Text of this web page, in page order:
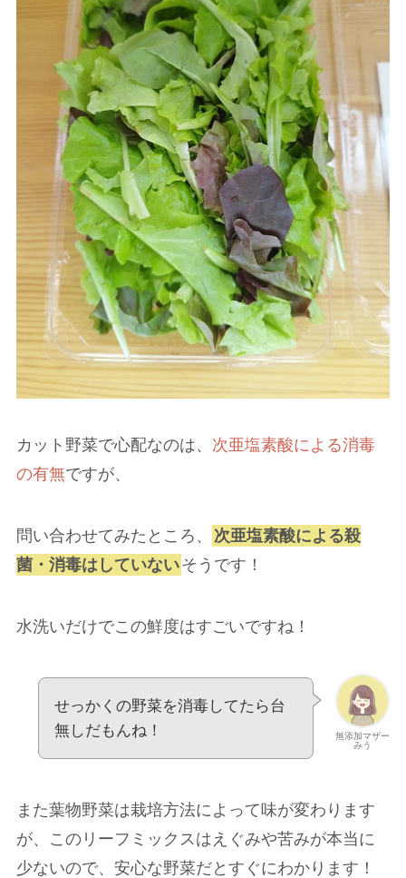
カット野菜で心配なのは、 次亜塩素酸による消毒
の有無ですが、
問い合わせてみたところ、
次亜塩素酸による殺
菌・消毒はしていないそうです！
水洗いだけでこの鮮度はすごいですね！
無添加マザー
みう
せっかくの野菜を消毒してたら台
無しだもんね！
また葉物野菜は栽培方法によって味が変わります
が、このリーフミックスはえぐみや苦みが本当に
少ないので、安心な野菜だとすぐにわかります！